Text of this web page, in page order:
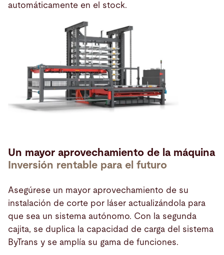
automáticamente en el stock.
Un mayor aprovechamiento de la máquina
Inversión rentable para el futuro
Asegúrese un mayor aprovechamiento de su
instalación de corte por láser actualizándola para
que sea un sistema autónomo. Con la segunda
cajita, se duplica la capacidad de carga del sistema
ByTrans y se amplía su gama de funciones.